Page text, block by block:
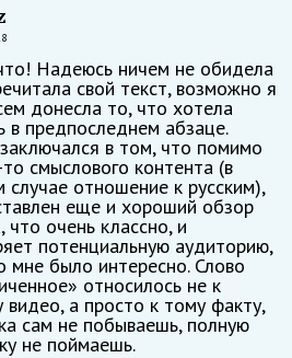
Надеюсь ничем не обидела
свой текст, возможно я
донесла то, что хотела
в предпоследнем абзаце.
в том, что помимо
то смыслового контента (в
случае отношение к русским),
еще и хороший обзор
что очень классно, и
потенциальную аудиторию,
мне было интересно. Слово
относилось не к
видео, а просто к тому факту,
сам не побываешь, полную
не поймаешь.